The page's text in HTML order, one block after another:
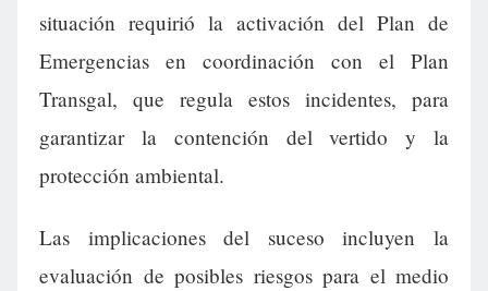
situación requirió la activación del Plan de
Emergencias en coordinación con el Plan
Transgal, que regula estos incidentes, para
garantizar la contención del vertido y la
protección ambiental.
Las implicaciones del suceso incluyen la
evaluación de posibles riesgos para el medio